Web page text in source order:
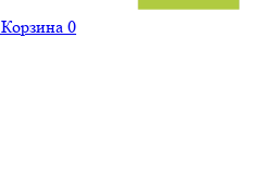
Корзина 0